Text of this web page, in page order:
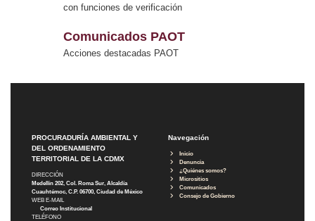
con funciones de verificación
Comunicados PAOT
Acciones destacadas PAOT
PROCURADURÍA AMBIENTAL Y
DEL ORDENAMIENTO
TERRITORIAL DE LA CDMX
DIRECCIÓN
Medellín 202, Col. Roma Sur, Alcaldía
Cuauhtémoc, C.P. 06700, Ciudad de México
WEB E-MAIL
Correo Institucional
TELÉFONO
Navegación
Inicio
Denuncia
¿Quiénes somos?
Micrositios
Comunicados
Consejo de Gobierno